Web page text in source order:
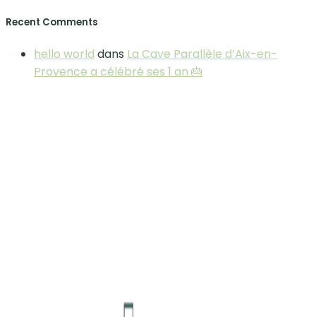
Recent Comments
hello world dans La Cave Parallèle d’Aix-en-
Provence a célébré ses 1 an 🎂